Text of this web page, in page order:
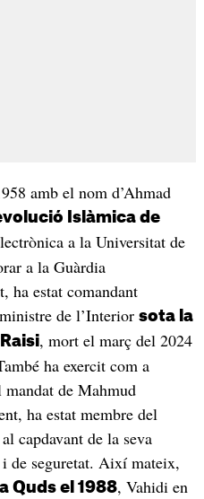
amb el nom d’Ahmad
Islàmica de
a la Universitat de
a la Guàrdia
ha estat comandant
de l’Interior sota la
, mort el març del 2024
ha exercit com a
de Mahmud
ha estat membre del
capdavant de la seva
de seguretat. Així mateix,
Quds el 1988, Vahidi en